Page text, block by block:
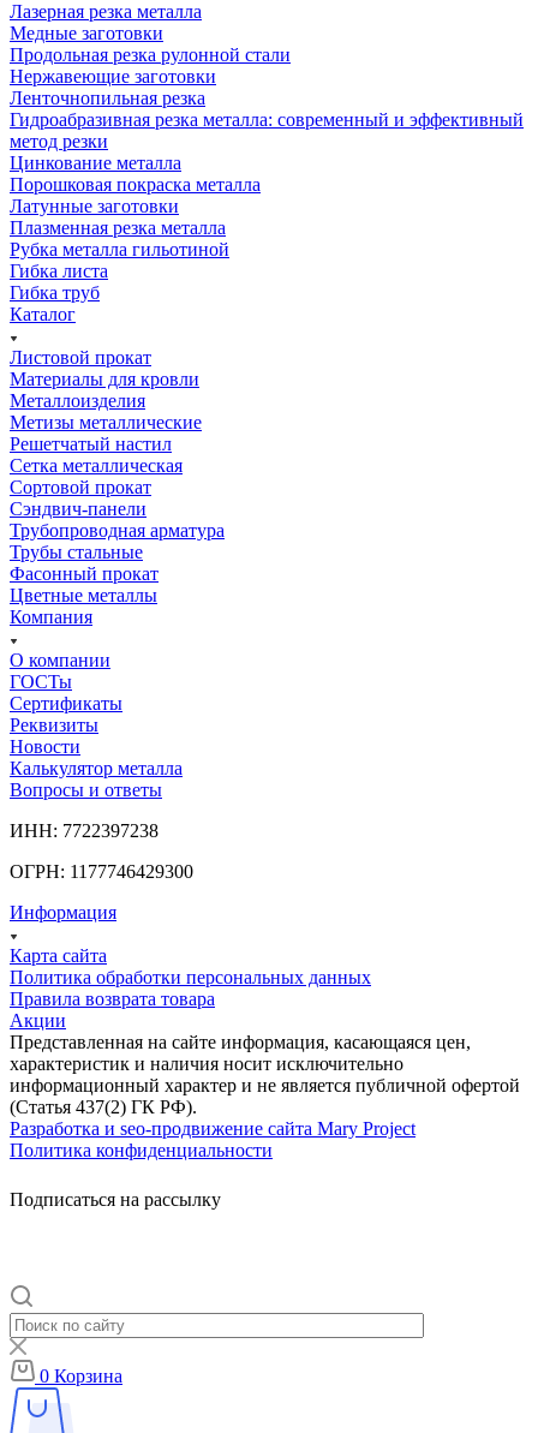
Лазерная резка металла
Медные заготовки
Продольная резка рулонной стали
Нержавеющие заготовки
Ленточнопильная резка
Гидроабразивная резка металла: современный и эффективный
метод резки
Цинкование металла
Порошковая покраска металла
Латунные заготовки
Плазменная резка металла
Рубка металла гильотиной
Гибка листа
Гибка труб
Каталог
Листовой прокат
Материалы для кровли
Металлоизделия
Метизы металлические
Решетчатый настил
Сетка металлическая
Сортовой прокат
Сэндвич-панели
Трубопроводная арматура
Трубы стальные
Фасонный прокат
Цветные металлы
Компания
О компании
ГОСТы
Сертификаты
Реквизиты
Новости
Калькулятор металла
Вопросы и ответы
ИНН: 7722397238
ОГРН: 1177746429300
Информация
Карта сайта
Политика обработки персональных данных
Правила возврата товара
Акции
Представленная на сайте информация, касающаяся цен,
характеристик и наличия носит исключительно
информационный характер и не является публичной офертой
(Статья 437(2) ГК РФ).
Разработка и seo-продвижение сайта Mary Project
Политика конфиденциальности
Подписаться на рассылку
0 Корзина